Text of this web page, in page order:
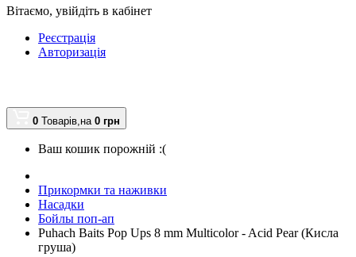
Вітаємо, увійдіть в кабінет
Реєстрація
Авторизація
0 Товарів,на 0 грн
Ваш кошик порожній :(
Прикормки та наживки
Насадки
Бойлы поп-ап
Puhach Baits Pop Ups 8 mm Multicolor - Acid Pear (Кисла
груша)